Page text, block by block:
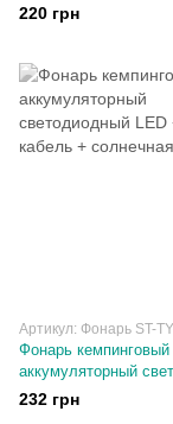
Размер 25*12 см
220 грн
Артикул: Фонарь ST-
Фонарь кемпинговый
аккумуляторный
LED + USB кабель +
солнечная батарея
232 грн